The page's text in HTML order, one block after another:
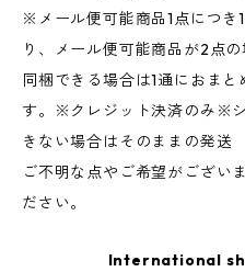
※メール便可能商品1点につ
り、メール便可能商品が2点
同梱できる場合は1通におま
す。※クレジット決済のみ※
きない場合はそのままの発送
ご不明な点やご希望がござい
ださい。
International